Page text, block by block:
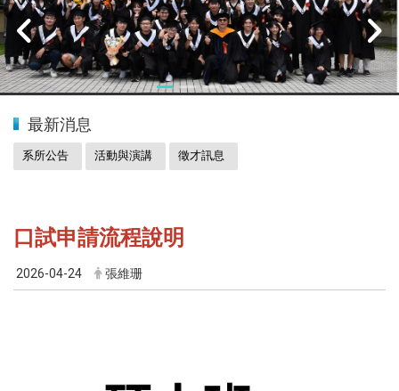
最新消息
系所公告 活動與演講 徵才訊息
口試申請流程說明
2026-04-24 張維珊